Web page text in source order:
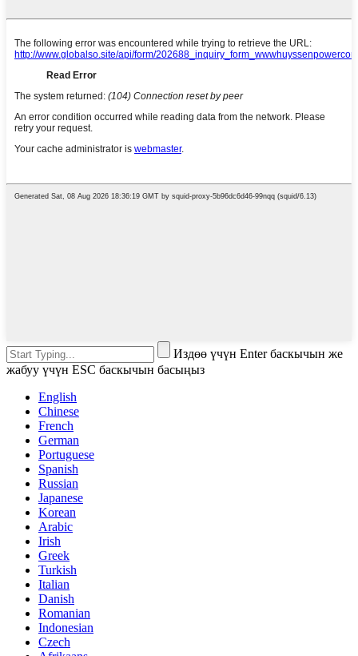
Издөө үчүн Enter баскычын же
жабуу үчүн ESC баскычын басыңыз
English
Chinese
French
German
Portuguese
Spanish
Russian
Japanese
Korean
Arabic
Irish
Greek
Turkish
Italian
Danish
Romanian
Indonesian
Czech